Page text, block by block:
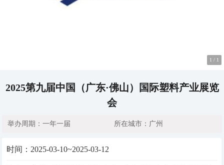
1 / 1
2025第九届中国（广东·佛山）国际塑料产业展览
会
举办周期：一年一届 所在城市：广州
时间： 2025-03-10~2025-03-12